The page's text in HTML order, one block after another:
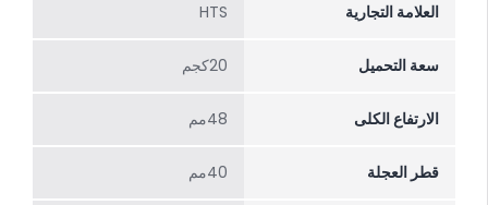
العلامة التجارية HTS
سعة التحميل 20كجم
الارتفاع الکلی 48مم
قطر العجلة 40مم